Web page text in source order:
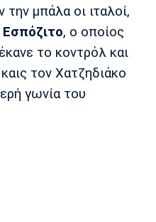
μπάλα οι ιταλοί,
Εσπόζιτο, ο οποίος
το κοντρόλ και
τον Χατζηδιάκο
γωνία του